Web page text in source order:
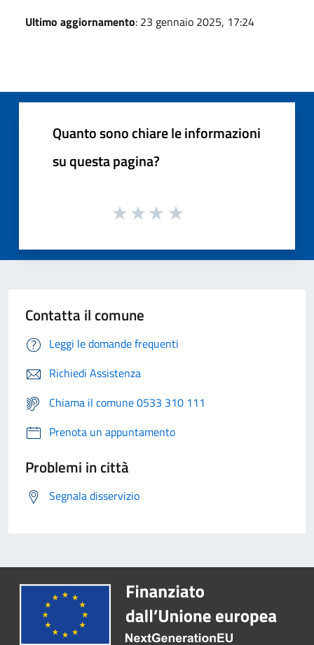
Ultimo aggiornamento: 23 gennaio 2025, 17:24
Quanto sono chiare le informazioni
su questa pagina?
Contatta il comune
Leggi le domande frequenti
Richiedi Assistenza
Chiama il comune 0533 310 111
Prenota un appuntamento
Problemi in città
Segnala disservizio